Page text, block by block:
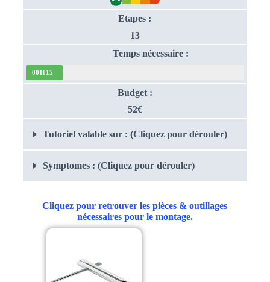
Etapes :
13
Temps nécessaire :
00H15
Budget :
52€
Tutoriel valable sur : (Cliquez pour dérouler)
Symptomes : (Cliquez pour dérouler)
Cliquez pour retrouver les pièces & outillages
nécessaires pour le montage.